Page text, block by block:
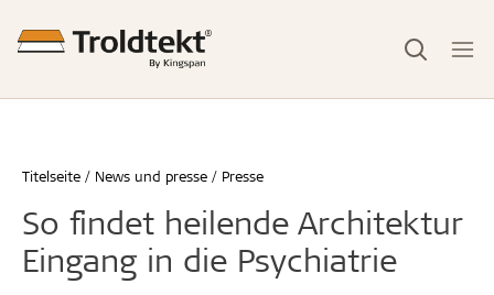
Titelseite News und presse Presse
So findet heilende Architektur
Eingang in die Psychiatrie